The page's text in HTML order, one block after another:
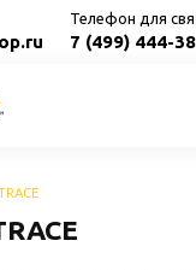
Телефон для
7 (499) 444-